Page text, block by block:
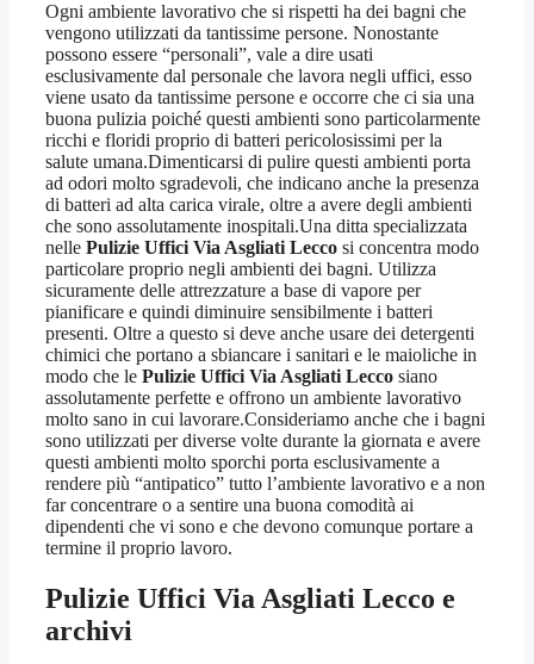
Ogni ambiente lavorativo che si rispetti ha dei bagni che
vengono utilizzati da tantissime persone. Nonostante
possono essere “personali”, vale a dire usati
esclusivamente dal personale che lavora negli uffici, esso
viene usato da tantissime persone e occorre che ci sia una
buona pulizia poiché questi ambienti sono particolarmente
ricchi e floridi proprio di batteri pericolosissimi per la
salute umana.Dimenticarsi di pulire questi ambienti porta
ad odori molto sgradevoli, che indicano anche la presenza
di batteri ad alta carica virale, oltre a avere degli ambienti
che sono assolutamente inospitali.Una ditta specializzata
nelle Pulizie Uffici Via Asgliati Lecco si concentra modo
particolare proprio negli ambienti dei bagni. Utilizza
sicuramente delle attrezzature a base di vapore per
pianificare e quindi diminuire sensibilmente i batteri
presenti. Oltre a questo si deve anche usare dei detergenti
chimici che portano a sbiancare i sanitari e le maioliche in
modo che le Pulizie Uffici Via Asgliati Lecco siano
assolutamente perfette e offrono un ambiente lavorativo
molto sano in cui lavorare.Consideriamo anche che i bagni
sono utilizzati per diverse volte durante la giornata e avere
questi ambienti molto sporchi porta esclusivamente a
rendere più “antipatico” tutto l’ambiente lavorativo e a non
far concentrare o a sentire una buona comodità ai
dipendenti che vi sono e che devono comunque portare a
termine il proprio lavoro.
Pulizie Uffici Via Asgliati Lecco e
archivi